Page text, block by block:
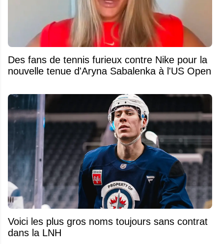
Des fans de tennis furieux contre Nike pour la
nouvelle tenue d'Aryna Sabalenka à l'US Open
Voici les plus gros noms toujours sans contrat
dans la LNH